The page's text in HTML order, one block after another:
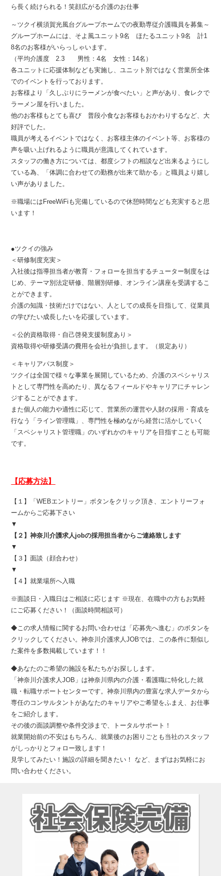
ら長く続けられる！笑顔広がる介護のお仕事
～ツクイ横須賀光風台グループホームでの夜勤専従介護職員を募集～
グループホームには、そよ風ユニット9名 ほたるユニット9名 計1
8名のお客様がいらっしゃいます。
（平均介護度 2.3 男性：4名 女性：14名）
各ユニットに応援体制なども実施し、ユニット別ではなく営業所全体
でのイベントを行っております。
お客様より「久しぶりにラーメンが食べたい」と声があり、食レクで
ラーメン屋を行いました。
他のお客様もとても喜び 普段小食なお客様もおかわりするなど、大
好評でした。
職員が考えるイベントではなく、お客様主体のイベント等、お客様の
声を吸い上げれるように職員が意識してくれています。
スタッフの働き方については、都度シフトの相談など出来るようにし
ている為、「体調に合わせての勤務が出来て助かる」と職員より嬉し
い声がありました。
※職場にはFreeWiFiも完備しているので休憩時間なども充実すると思
います！
●ツクイの強み
＜研修制度充実＞
入社後は指導担当者が教育・フォローを担当するチューター制度をは
じめ、テーマ別法定研修、階層別研修、オンライン講座を受講するこ
とができます。
介護の知識・技術だけではない、人としての成長を目指して、従業員
の学びたい成長したいを応援しています。
＜公的資格取得・自己啓発支援制度あり＞
資格取得や研修受講の費用を会社が負担します。（規定あり）
＜キャリアパス制度＞
ツクイは全国で様々な事業を展開しているため、介護のスペシャリス
トとして専門性を高めたり、異なるフィールドやキャリアにチャレン
ジすることができます。
また個人の能力や適性に応じて、営業所の運営や人財の採用・育成を
行なう「ライン管理職」、専門性を極めながら経営に活かしていく
「スペシャリスト管理職」のいずれかのキャリアを目指すことも可能
です。
【応募方法】
【１】「WEBエントリー」ボタンをクリック頂き、エントリーフォ
ームからご応募下さい
▼
【２】神奈川介護求人jobの採用担当者からご連絡致します
▼
【３】面談（顔合わせ）
▼
【４】就業場所へ入職
※面談日・入職日はご相談に応じます ※現在、在職中の方もお気軽
にご応募ください！（面談時間相談可）
◆この求人情報に関するお問い合わせは「応募先へ進む」のボタンを
クリックしてください。神奈川介護求人JOBでは、この条件に類似し
た案件を多数掲載しています！！
◆あなたのご希望の施設を私たちがお探しします。
「神奈川介護求人JOB」は神奈川県内の介護・看護職に特化した就
職・転職サポートセンターです。神奈川県内の豊富な求人データから
専任のコンサルタントがあなたのキャリアやご希望をふまえ、お仕事
をご紹介します。
その後の面談調整や条件交渉まで、トータルサポート！
就業開始前の不安はもちろん、就業後のお困りごとも当社のスタッフ
がしっかりとフォロー致します！
見学してみたい！施設の詳細を聞きたい！ など、まずはお気軽にお
問い合わせください。